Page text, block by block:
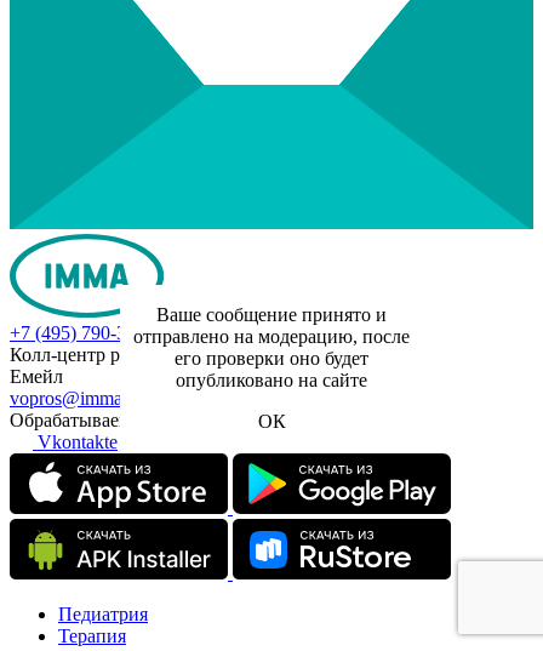
+7 (495) 790-35-53
Колл-центр работает ежедневно с 7-00 до 22-00
Емейл
vopros@imma.ru
Обрабатываем в будни с 10 до 18
Vkontakte
Педиатрия
Терапия
Ваше сообщение принято и
отправлено на модерацию, после
его проверки оно будет
опубликовано на сайте
ОК